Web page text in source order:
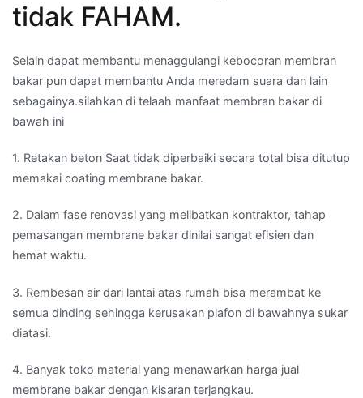
tidak FAHAM.
Selain dapat membantu menaggulangi kebocoran membran
bakar pun dapat membantu Anda meredam suara dan lain
sebagainya.silahkan di telaah manfaat membran bakar di
bawah ini
1. Retakan beton Saat tidak diperbaiki secara total bisa ditutup
memakai coating membrane bakar.
2. Dalam fase renovasi yang melibatkan kontraktor, tahap
pemasangan membrane bakar dinilai sangat efisien dan
hemat waktu.
3. Rembesan air dari lantai atas rumah bisa merambat ke
semua dinding sehingga kerusakan plafon di bawahnya sukar
diatasi.
4. Banyak toko material yang menawarkan harga jual
membrane bakar dengan kisaran terjangkau.